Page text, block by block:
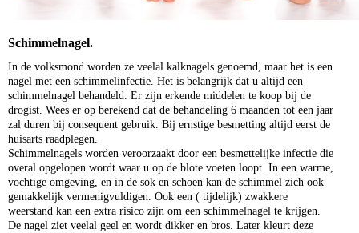
Schimmelnagel.
In de volksmond worden ze veelal kalknagels genoemd, maar het is een
nagel met een schimmelinfectie. Het is belangrijk dat u altijd een
schimmelnagel behandeld. Er zijn erkende middelen te koop bij de
drogist. Wees er op berekend dat de behandeling 6 maanden tot een jaar
zal duren bij consequent gebruik. Bij ernstige besmetting altijd eerst de
huisarts raadplegen.
Schimmelnagels worden veroorzaakt door een besmettelijke infectie die
overal opgelopen wordt waar u op de blote voeten loopt. In een warme,
vochtige omgeving, en in de sok en schoen kan de schimmel zich ook
gemakkelijk vermenigvuldigen. Ook een ( tijdelijk) zwakkere
weerstand kan een extra risico zijn om een schimmelnagel te krijgen.
De nagel ziet veelal geel en wordt dikker en bros. Later kleurt deze